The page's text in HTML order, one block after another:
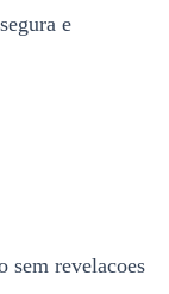
e
sem revelacoes